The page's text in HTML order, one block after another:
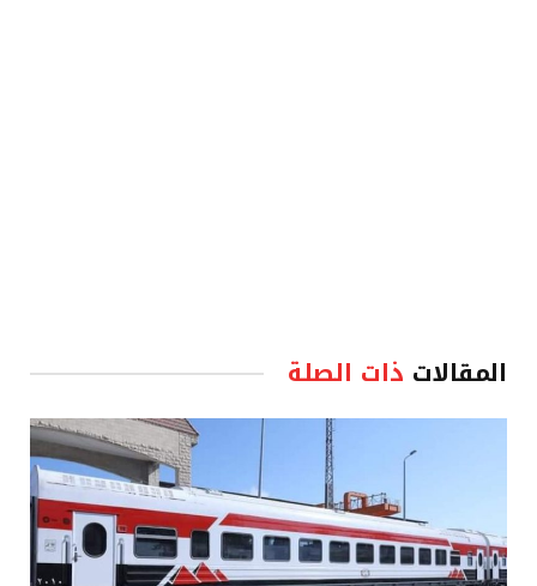
المقالات ذات الصلة